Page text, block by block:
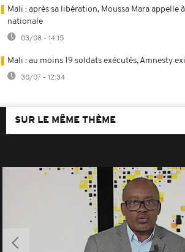
Mali : après sa libération, Moussa Mara appelle
nationale
03/08 - 14:15
Mali : au moins 19 soldats exécutés, Amnesty
30/07 - 12:34
SUR LE MÊME THÈME